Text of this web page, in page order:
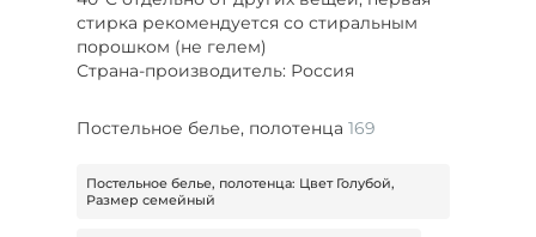
стирка рекомендуется со стиральным
порошком (не гелем)
Страна-производитель: Россия
Постельное белье, полотенца 169
Постельное белье, полотенца: Цвет Голубой,
Размер семейный